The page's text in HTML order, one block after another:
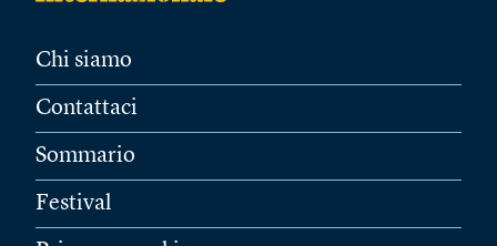
Chi siamo
Contattaci
Sommario
Festival